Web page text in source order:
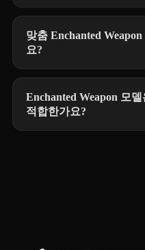
맞춤 Enchanted
요?
Enchanted Weapon 모
적합한가요?